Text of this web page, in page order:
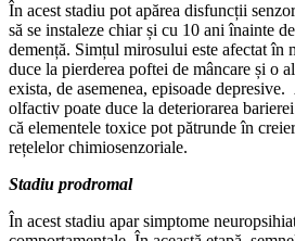
În acest stadiu pot apărea disfuncții
să se instaleze chiar și cu 10 ani înainte
demență. Simțul mirosului este afectat în
duce la pierderea poftei de mâncare și o
exista, de asemenea, episoade
olfactiv poate duce la deteriorarea
că elementele toxice pot pătrunde în
rețelelor chimiosenzoriale.
Stadiu prodromal
În acest stadiu apar simptome